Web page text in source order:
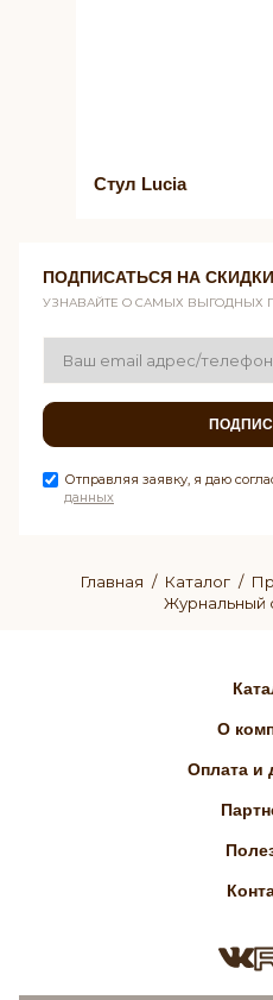
Стул Lucia
ПОДПИСАТЬСЯ НА
УЗНАВАЙТЕ О САМЫХ
Отправляя заявку, я даю
данных
Главная Каталог
Журнальный
О
Оплата и